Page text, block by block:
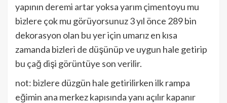
yapının deremi artar yoksa yarım çimentoyu mu
bizlere çok mu görüyorsunuz 3 yıl önce 289 bin
dekorasyon olan bu yer için umarız en kısa
zamanda bizleri de düşünüp ve uygun hale getirip
bu çağ dişi görüntüye son verilir.
not: bizlere düzgün hale getirilirken ilk rampa
eğimin ana merkez kapısında yanı açılır kapanır